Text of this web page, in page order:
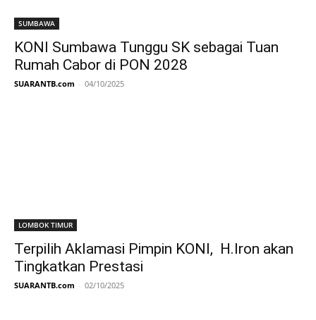
SUMBAWA
KONI Sumbawa Tunggu SK sebagai Tuan
Rumah Cabor di PON 2028
SUARANTB.com - 04/10/2025
LOMBOK TIMUR
Terpilih Aklamasi Pimpin KONI, H.Iron akan
Tingkatkan Prestasi
SUARANTB.com - 02/10/2025